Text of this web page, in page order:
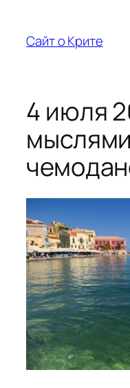
содержимому
Сайт о Крите
4 июля